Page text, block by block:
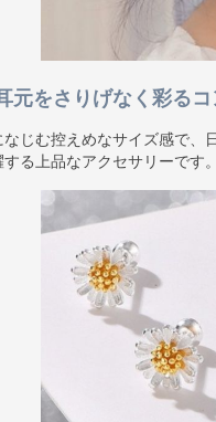
元をさりげなく彩る
じむ控えめなサイズ感で、
る上品なアクセサリーです。